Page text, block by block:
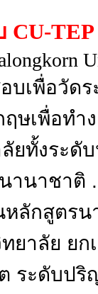
CU-TEP
บเพื่อวัด
ษเพื่อทำ
ยทั้งระดั
านาชาติ
หลักสูตร
าลัย ยก
ระดับป